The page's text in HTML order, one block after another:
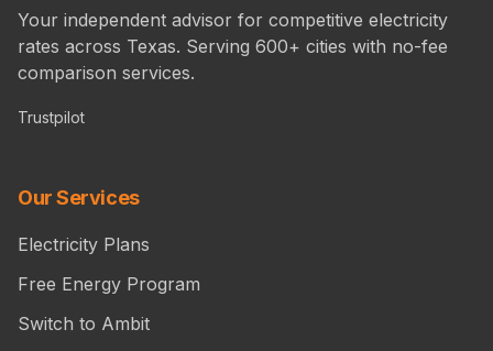
Your independent advisor for competitive electricity
rates across Texas. Serving 600+ cities with no-fee
comparison services.
Trustpilot
Our Services
Electricity Plans
Free Energy Program
Switch to Ambit